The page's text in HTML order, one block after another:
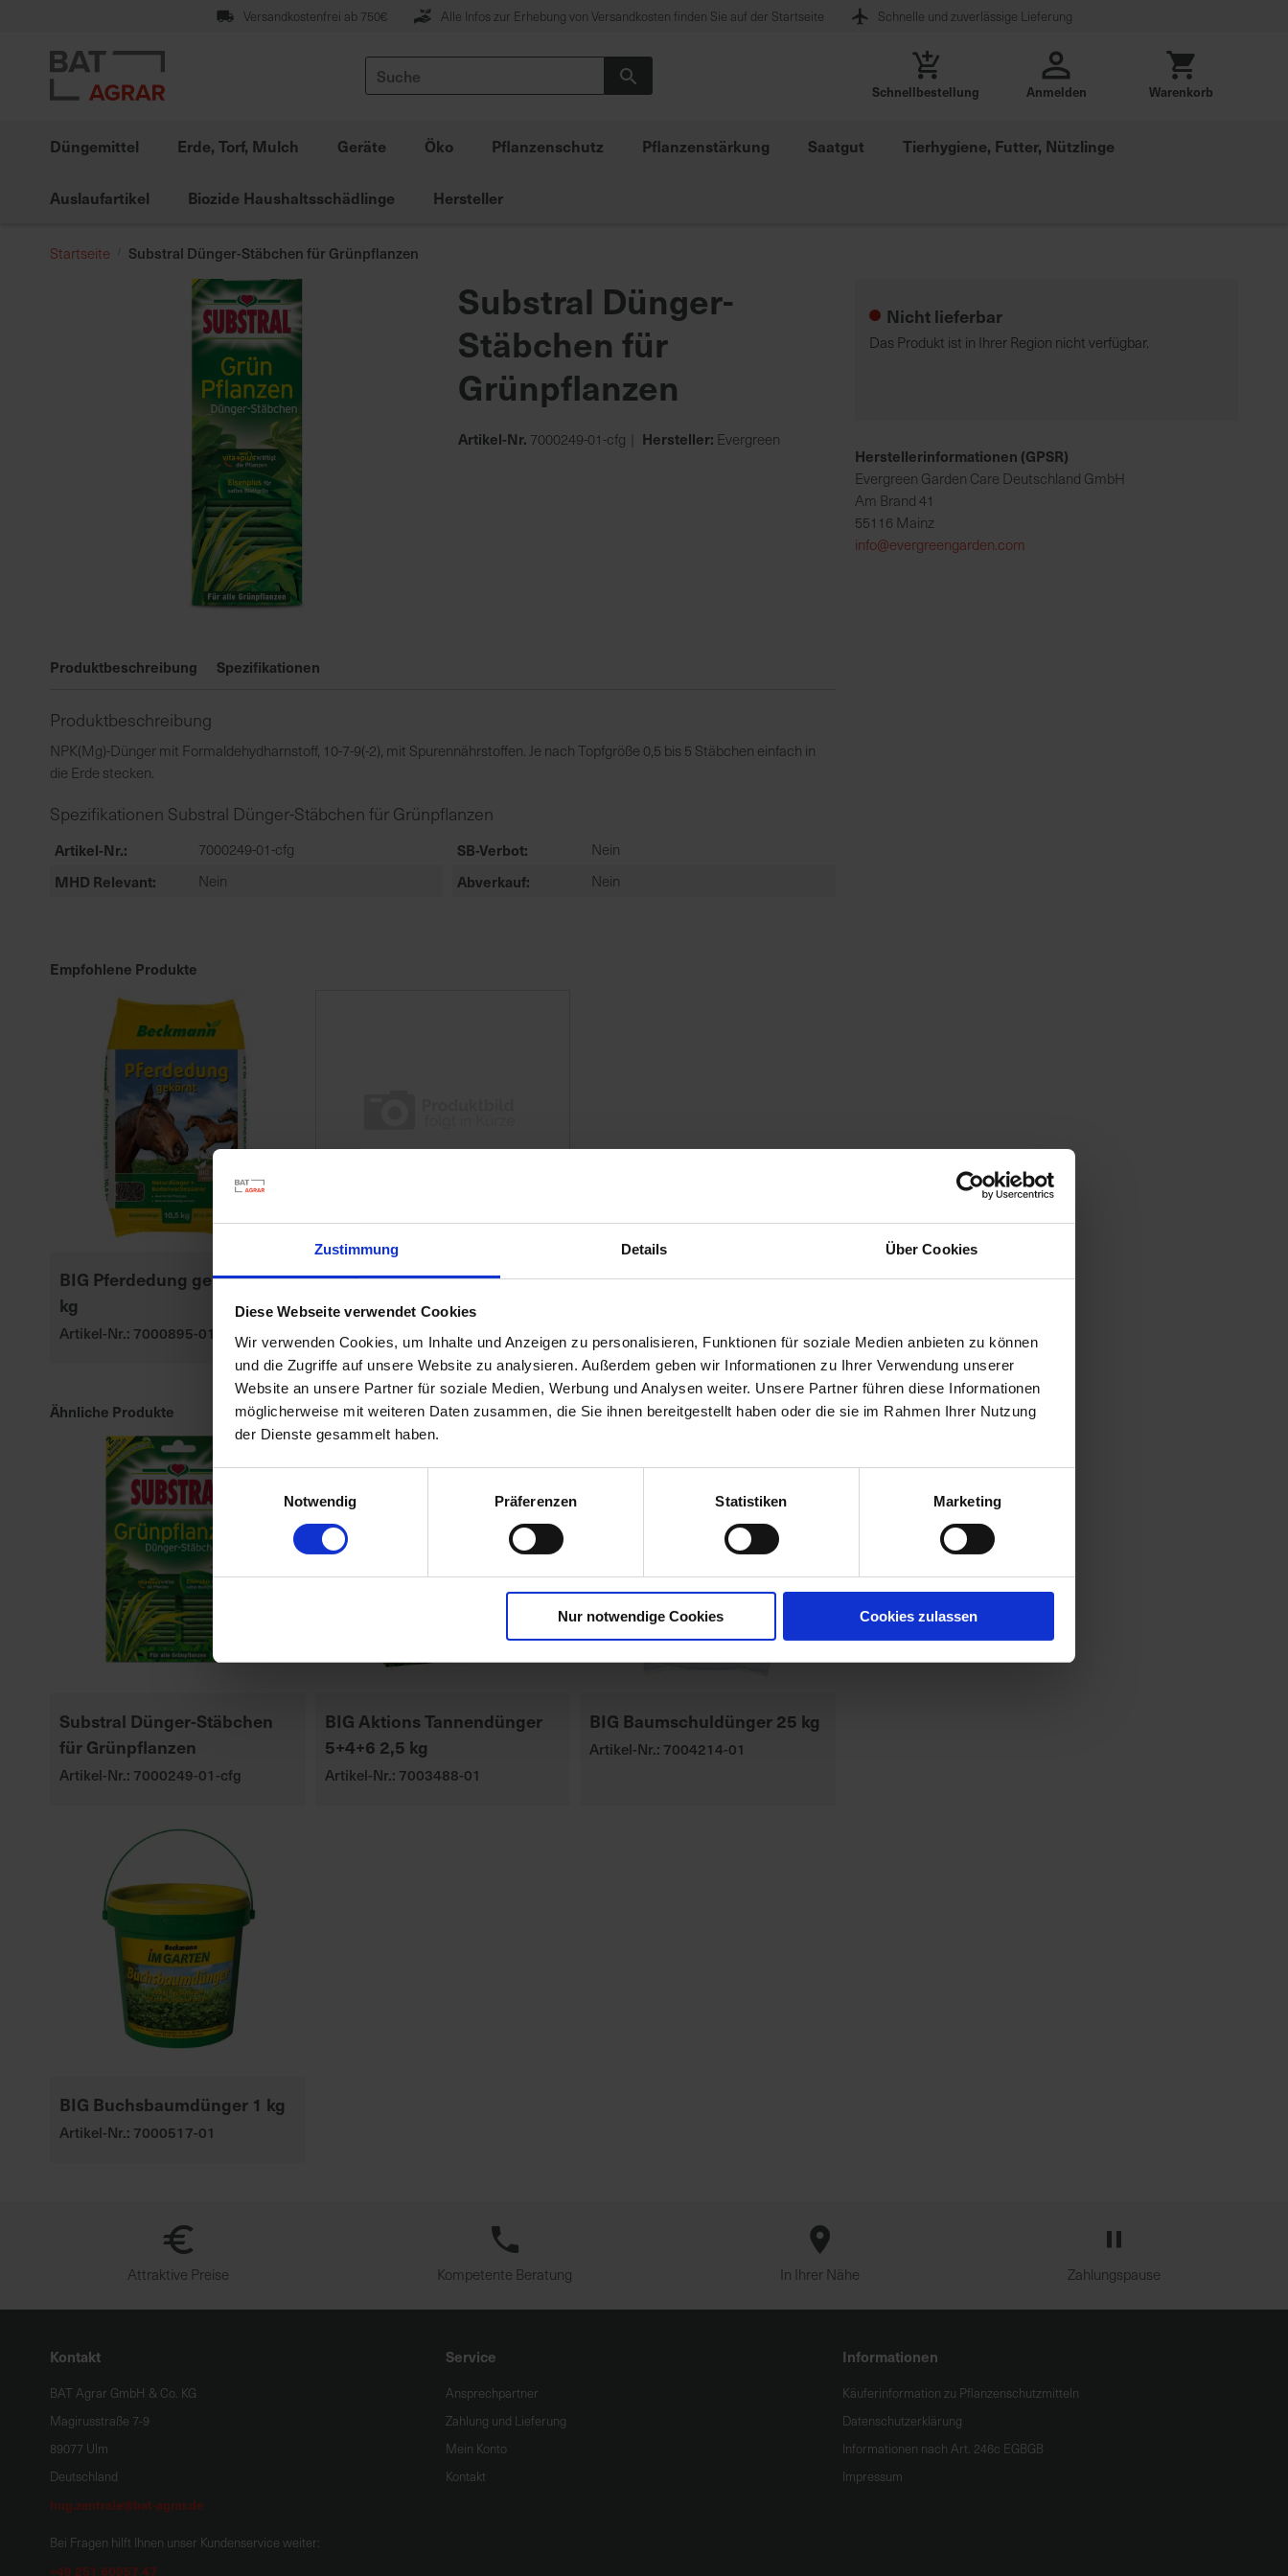
Zustimmung Details Über Cookies
Diese Webseite verwendet Cookies
Wir verwenden Cookies, um Inhalte und Anzeigen zu personalisieren, Funktionen für soziale Medien anbieten zu können
und die Zugriffe auf unsere Website zu analysieren. Außerdem geben wir Informationen zu Ihrer Verwendung unserer
Website an unsere Partner für soziale Medien, Werbung und Analysen weiter. Unsere Partner führen diese Informationen
möglicherweise mit weiteren Daten zusammen, die Sie ihnen bereitgestellt haben oder die sie im Rahmen Ihrer Nutzung
der Dienste gesammelt haben.
Einwilligungsauswahl
Notwendig
Präferenzen Statistiken Marketing
Nur notwendige Cookies Cookies zulassen
springen
Versandkostenfrei ab 750€ Alle Infos zur Erhebung von Versandkosten finden Sie auf der Startseite Schnelle und zuverlässige Lieferung
Suche
Schnellbestellung Anmelden Warenkorb
Düngemittel Erde, Torf, Mulch Geräte Öko Pflanzenschutz Pflanzenstärkung Saatgut Tierhygiene, Futter, Nützlinge
Auslaufartikel Biozide Haushaltsschädlinge Hersteller
Startseite Substral Dünger-Stäbchen für Grünpflanzen
der
springen
Substral Dünger-
Stäbchen für
Grünpflanzen
Artikel-Nr. 7000249-01-cfg Hersteller: Evergreen
Produktbeschreibung Spezifikationen
Produktbeschreibung
NPK(Mg)-Dünger mit Formaldehydharnstoff, 10-7-9(-2), mit Spurennährstoffen. Je nach Topfgröße 0,5 bis 5 Stäbchen einfach in
die Erde stecken.
Spezifikationen Substral Dünger-Stäbchen für Grünpflanzen
Artikel-Nr. 7000249-01-cfg SB-Verbot Nein
MHD Relevant Nein Abverkauf Nein
Empfohlene Produkte
BIG Pferdedung gekörnt 10,5
kg
Artikel-Nr.: 7000895-01
Substral Herbst-
Rasendünger
Artikel-Nr.: 7000790-06-cfg
Ähnliche Produkte
Substral Dünger-Stäbchen
für Grünpflanzen
Artikel-Nr.: 7000249-01-cfg
BIG Aktions Tannendünger
5+4+6 2,5 kg
Artikel-Nr.: 7003488-01
BIG Baumschuldünger 25 kg
Artikel-Nr.: 7004214-01
BIG Buchsbaumdünger 1 kg
Artikel-Nr.: 7000517-01
Nicht lieferbar
Das Produkt ist in Ihrer Region nicht verfügbar.
Herstellerinformationen (GPSR)
Evergreen Garden Care Deutschland GmbH
Am Brand 41
55116 Mainz
info@evergreengarden.com
Attraktive Preise Kompetente Beratung In Ihrer Nähe Zahlungspause
Kontakt
BAT Agrar GmbH & Co. KG
Magirusstraße 7-9
89077 Ulm
Deutschland
hug.zentrale@bat-agrar.de
Bei Fragen hilft Ihnen unser Kundenservice weiter:
+49 251 60957 47
Service
Ansprechpartner
Zahlung und Lieferung
Mein Konto
Kontakt
Informationen
Käuferinformation zu Pflanzenschutzmitteln
Datenschutzerklärung
Informationen nach Art. 246c EGBGB
Impressum